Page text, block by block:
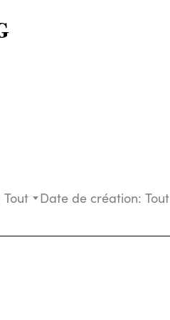
Tout Date de création: Tout